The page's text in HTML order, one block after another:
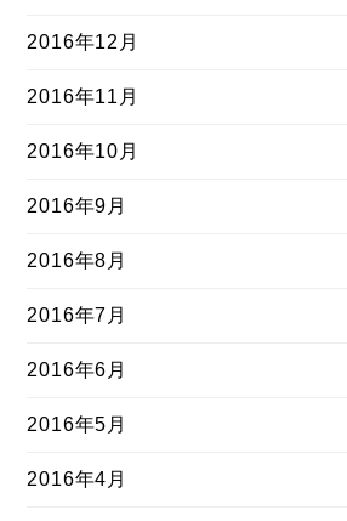
2016年12月
2016年11月
2016年10月
2016年9月
2016年8月
2016年7月
2016年6月
2016年5月
2016年4月